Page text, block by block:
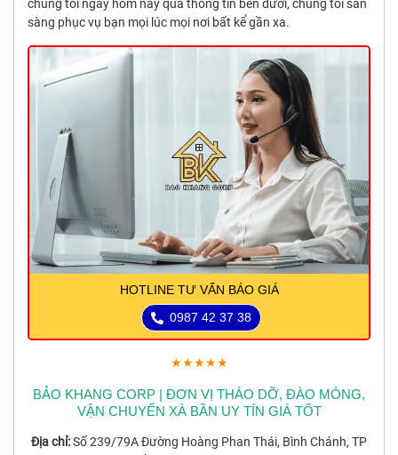
chúng tôi ngay hôm nay qua thông tin bên dưới, chúng tôi sẵn
sàng phục vụ bạn mọi lúc mọi nơi bất kể gần xa.
HOTLINE TƯ VẤN BÁO GIÁ
0987 42 37 38
★★★★★
BẢO KHANG CORP | ĐƠN VỊ THÁO DỠ, ĐÀO MÓNG,
VẬN CHUYỂN XÀ BẦN UY TÍN GIÁ TỐT
Địa chỉ:Số 239/79A Đường Hoàng Phan Thái, Bình Chánh, TP